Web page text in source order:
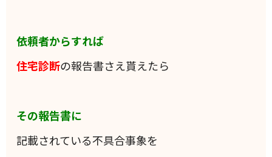
依頼者からすれば
住宅診断の報告書さえ貰えたら
その報告書に
記載されている不具合事象を